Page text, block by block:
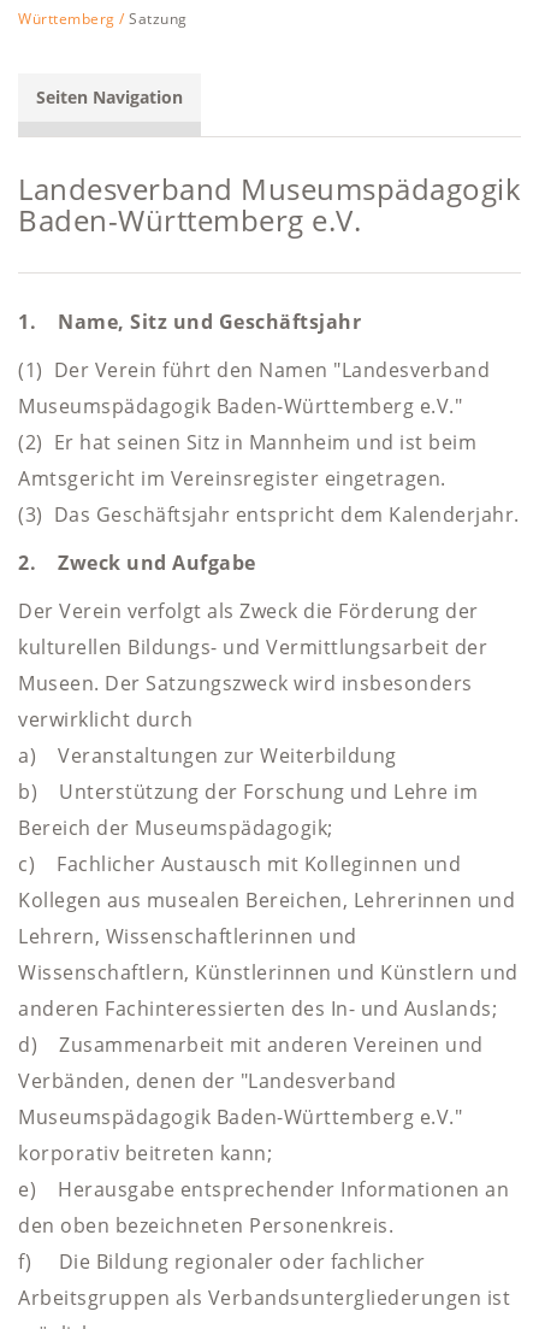
Württemberg / Satzung
Seiten Navigation
Landesverband Museumspädagogik
Baden-Württemberg e.V.
1. Name, Sitz und Geschäftsjahr
(1) Der Verein führt den Namen "Landesverband
Museumspädagogik Baden-Württemberg e.V."
(2) Er hat seinen Sitz in Mannheim und ist beim
Amtsgericht im Vereinsregister eingetragen.
(3) Das Geschäftsjahr entspricht dem Kalenderjahr.
2. Zweck und Aufgabe
Der Verein verfolgt als Zweck die Förderung der
kulturellen Bildungs- und Vermittlungsarbeit der
Museen. Der Satzungszweck wird insbesonders
verwirklicht durch
a) Veranstaltungen zur Weiterbildung
b) Unterstützung der Forschung und Lehre im
Bereich der Museumspädagogik;
c) Fachlicher Austausch mit Kolleginnen und
Kollegen aus musealen Bereichen, Lehrerinnen und
Lehrern, Wissenschaftlerinnen und
Wissenschaftlern, Künstlerinnen und Künstlern und
anderen Fachinteressierten des In- und Auslands;
d) Zusammenarbeit mit anderen Vereinen und
Verbänden, denen der "Landesverband
Museumspädagogik Baden-Württemberg e.V."
korporativ beitreten kann;
e) Herausgabe entsprechender Informationen an
den oben bezeichneten Personenkreis.
f) Die Bildung regionaler oder fachlicher
Arbeitsgruppen als Verbandsuntergliederungen ist